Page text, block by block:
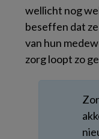
wellicht nog
beseffen dat
van hun
zorg loopt zo